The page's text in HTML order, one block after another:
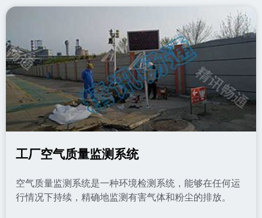
工厂空气质量监测系统
空气质量监测系统是一种环境检测系统，能够在任何运
行情况下持续，精确地监测有害气体和粉尘的排放。